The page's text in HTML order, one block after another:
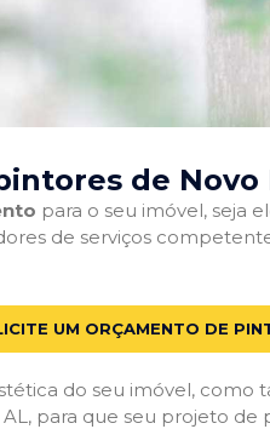
de Novo
para o seu imóvel, seja
de serviços
UM ORÇAMENTO DE
do seu imóvel,
para que seu projeto